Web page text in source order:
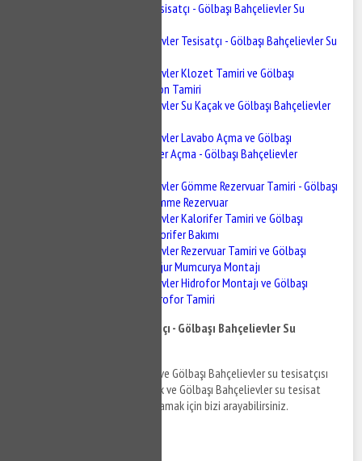
Gölbaşı Bahçelievler Tesisatçı - Gölbaşı Bahçelievler Su
Gölbaşı Bahçelievler Tesisatçı - Gölbaşı Bahçelievler Su
Gölbaşı Bahçelievler Klozet Tamiri ve Gölbaşı
Bahçelievler Sifon Tamiri
Gölbaşı Bahçelievler Su Kaçak ve Gölbaşı Bahçelievler
Gölbaşı Bahçelievler Lavabo Açma ve Gölbaşı
Bahçelievler Gider Açma - Gölbaşı Bahçelievler
Gölbaşı Bahçelievler Gömme Rezervuar Tamiri - Gölbaşı
Bahçelievler Gömme Rezervuar
Gölbaşı Bahçelievler Kalorifer Tamiri ve Gölbaşı
Bahçelievler Kalorifer Bakımı
Gölbaşı Bahçelievler Rezervuar Tamiri ve Gölbaşı
Bahçelievler BUğur Mumcurya Montajı
Gölbaşı Bahçelievler Hidrofor Montajı ve Gölbaşı
Bahçelievler Hidrofor Tamiri
Gölbaşı Bahçelievler Tesisatçı - Gölbaşı Bahçelievler Su
Gölbaşı Bahçelievler tesisatçı ve Gölbaşı Bahçelievler su tesisatçısı
hizmetleri hakkında bilgi almak ve Gölbaşı Bahçelievler su tesisat
hakkında detaylara erişim sağlamak için bizi arayabilirsiniz.